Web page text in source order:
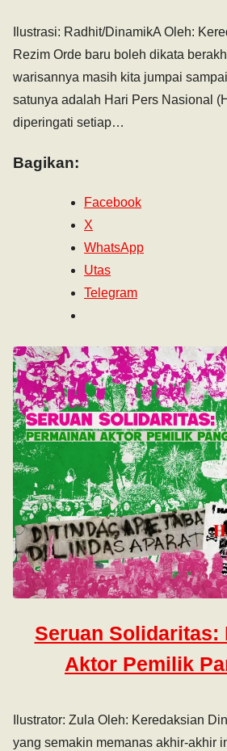
Ilustrasi: Radhit/DinamikA Oleh:
Rezim Orde baru boleh dikata
warisannya masih kita jumpai
satunya adalah Hari Pers Nasional
diperingati setiap…
Bagikan:
Facebook
X
WhatsApp
Utas
Telegram
Seruan Solidaritas:
Aktor Pemilik
Ilustrator: Zula Oleh: Keredaksian
yang semakin memanas akhir-akhir